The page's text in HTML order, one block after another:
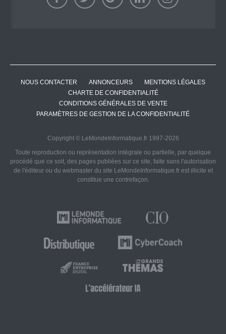
NOUS CONTACTER ANNONCEURS
MENTIONS LÉGALES
CHARTE DE CONFIDENTIALITÉ
CONDITIONS GÉNÉRALES DE VENTE
PARAMÈTRES DE GESTION DE LA CONFIDENTIALITÉ
Copyright © LeMondeInformatique.fr 1997-2026
Toute reproduction ou représentation intégrale ou partielle, par quelque
procédé que ce soit, des pages publiées sur ce site, faite sans l'autorisation
de l'éditeur ou du webmaster du site LeMondeInformatique.fr est illicite et
constitue une contrefaçon.